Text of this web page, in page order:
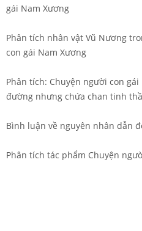
gái Nam Xương
Phân tích nhân vật Vũ Nương
con gái Nam Xương
Phân tích: Chuyện người con
đường nhưng chứa chan tinh
Bình luận về nguyên nhân dẫn
Phân tích tác phẩm Chuyện